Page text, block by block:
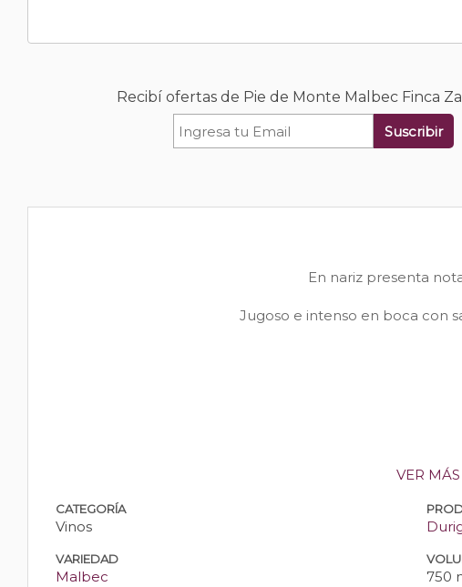
Recibí ofertas de Pie de Monte Malbec Finca
Suscribir
En nariz presenta
Jugoso e intenso en boca con
VER
CATEGORÍA
Vinos
VARIEDAD
Malbec 750